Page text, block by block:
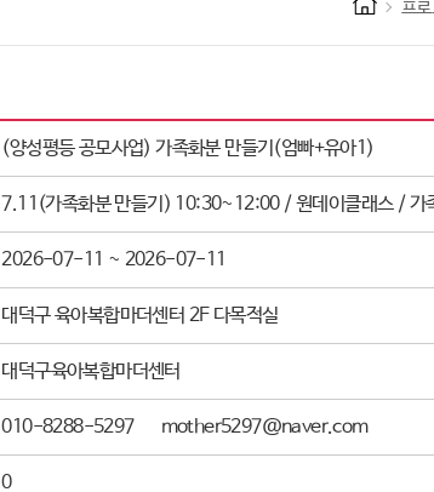
프
(양성평등 공모사업) 가족화분 만들기(엄빠+유아1)
7.11(가족화분 만들기) 10:30~12:00 / 원데이클래스 / 가
2026-07-11 ~ 2026-07-11
대덕구 육아복합마더센터 2F 다목적실
대덕구육아복합마더센터
010-8288-5297 mother5297@naver.com
0